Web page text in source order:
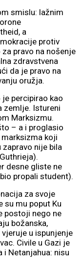
smislu: lažnim
a
protiv
pravo na nošenje
zdravstvena
da je pravo na
oružja.
percipirao kao
zemlje. Istureni
Marksizmu.
– a i proglasio
koji
nije bila
desne gliste ne
propali student).
za svoje
su mu poput Ku
postoji nego ne
božanska,
u ispunjenje
Civile u Gazi je
i Netanjahua: nisu